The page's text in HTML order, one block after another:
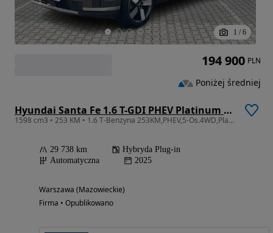
1 / 6
Hyundai Santa Fe 1.6 T-GDI PHEV Platinum 4WD
1598 cm3 • 253 KM • 1.6 T-Benzyna 253KM,PHEV,5-Os.4WD,Platinum,Faktura 23%,Salon PL
29 738 km
Hybryda Plug-in
Automatyczna
2025
Warszawa (Mazowieckie)
Firma • Opublikowano
194 900 PLN
Poniżej średniej